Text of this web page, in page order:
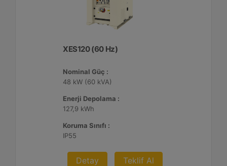
XES120 (60 Hz)
Nominal Güç :
48 kW (60 kVA)
Enerji Depolama :
127,9 kWh
Koruma Sınıfı :
IP55
Detay Teklif Al